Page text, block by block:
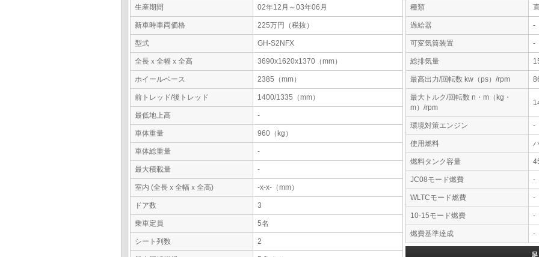
生産期間 02年12月～03年06月
新車時車両価格 225万円（税抜）
型式 GH-S2NFX
全長ｘ全幅ｘ全高 3690x1620x1370（mm）
ホイールベース 2385（mm）
前トレッド/後トレッド 1400/1335（mm）
最低地上高 -
車体重量 960（kg）
車体総重量 -
最大積載量 -
室内 (全長ｘ全幅ｘ全高) -x-x-（mm）
ドア数 3
乗車定員 5名
シート列数 2
種類
過給器 -
可変気筒装置 -
総排気量
最高出力/回転数 kw（ps）/rpm
最大トルク/回転数 n・m（kg・
m）/rpm
環境対策エンジン -
使用燃料
燃料タンク容量
JC08モード燃費 -
WLTCモード燃費 -
10-15モード燃費 -
燃費基準達成 -